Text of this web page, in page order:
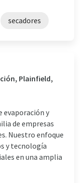
secadores
Plainfield,
evaporación y
de empresas
Nuestro enfoque
y tecnología
en una amplia